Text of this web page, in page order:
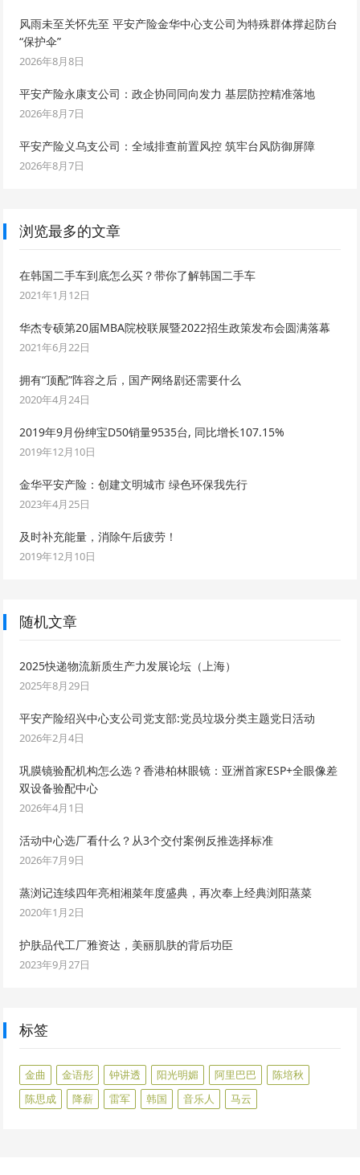
风雨未至关怀先至 平安产险金华中心支公司为特殊群体撑起防台
“保护伞”
2026年8月8日
平安产险永康支公司：政企协同同向发力 基层防控精准落地
2026年8月7日
平安产险义乌支公司：全域排查前置风控 筑牢台风防御屏障
2026年8月7日
浏览最多的文章
在韩国二手车到底怎么买？带你了解韩国二手车
2021年1月12日
华杰专硕第20届MBA院校联展暨2022招生政策发布会圆满落幕
2021年6月22日
拥有“顶配”阵容之后，国产网络剧还需要什么
2020年4月24日
2019年9月份绅宝D50销量9535台, 同比增长107.15%
2019年12月10日
金华平安产险：创建文明城市 绿色环保我先行
2023年4月25日
及时补充能量，消除午后疲劳！
2019年12月10日
随机文章
2025快递物流新质生产力发展论坛（上海）
2025年8月29日
平安产险绍兴中心支公司党支部:党员垃圾分类主题党日活动
2026年2月4日
巩膜镜验配机构怎么选？香港柏林眼镜：亚洲首家ESP+全眼像差
双设备验配中心
2026年4月1日
活动中心选厂看什么？从3个交付案例反推选择标准
2026年7月9日
蒸浏记连续四年亮相湘菜年度盛典，再次奉上经典浏阳蒸菜
2020年1月2日
护肤品代工厂雅资达，美丽肌肤的背后功臣
2023年9月27日
标签
金曲 金语彤 钟讲透 阳光明媚 阿里巴巴
陈培秋
陈思成
降薪 雷军 韩国 音乐人 马云